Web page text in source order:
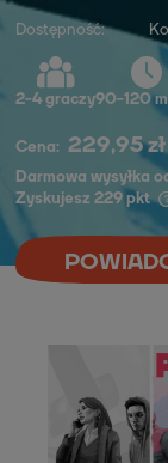
Dostępność:
2-4graczy90-120
Cena: 229,95 zł
Darmowa wysyłka
Zyskujesz229pkt